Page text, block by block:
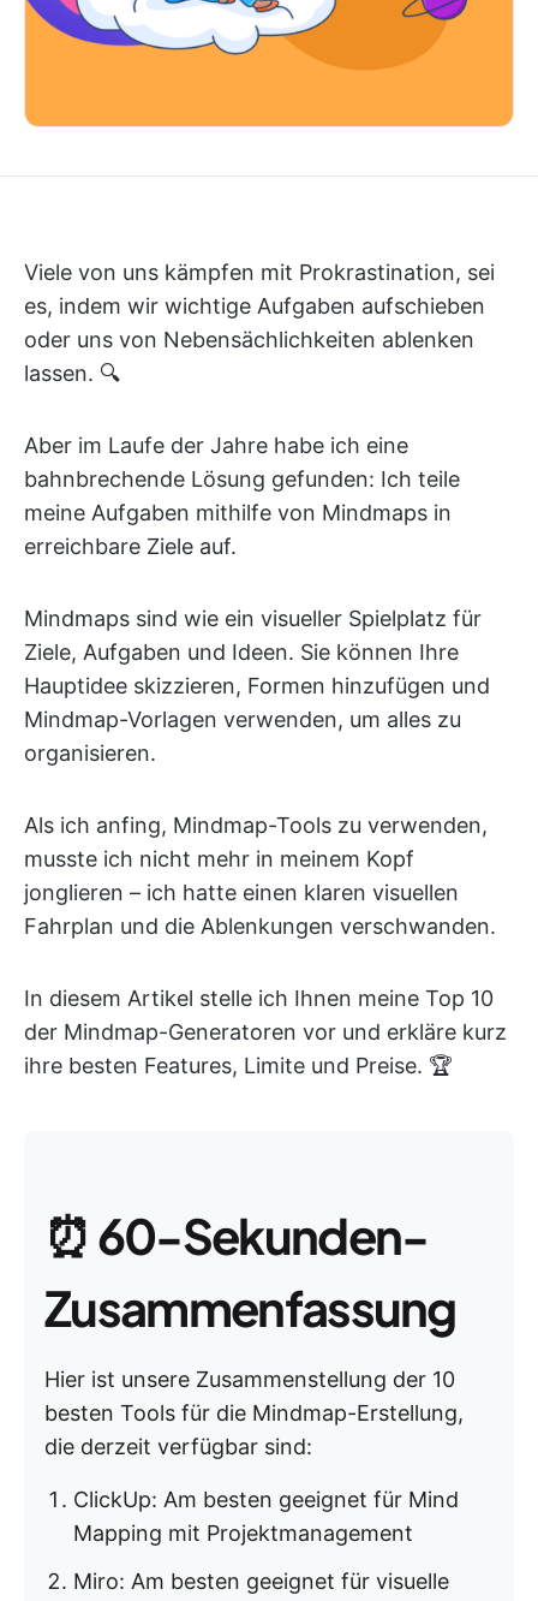
Viele von uns kämpfen mit Prokrastination, sei
es, indem wir wichtige Aufgaben aufschieben
oder uns von Nebensächlichkeiten ablenken
lassen. 🔍
Aber im Laufe der Jahre habe ich eine
bahnbrechende Lösung gefunden: Ich teile
meine Aufgaben mithilfe von Mindmaps in
erreichbare Ziele auf.
Mindmaps sind wie ein visueller Spielplatz für
Ziele, Aufgaben und Ideen. Sie können Ihre
Hauptidee skizzieren, Formen hinzufügen und
Mindmap-Vorlagen verwenden, um alles zu
organisieren.
Als ich anfing, Mindmap-Tools zu verwenden,
musste ich nicht mehr in meinem Kopf
jonglieren – ich hatte einen klaren visuellen
Fahrplan und die Ablenkungen verschwanden.
In diesem Artikel stelle ich Ihnen meine Top 10
der Mindmap-Generatoren vor und erkläre kurz
ihre besten Features, Limite und Preise. 🏆
⏰60-Sekunden-
Zusammenfassung
Hier ist unsere Zusammenstellung der 10
besten Tools für die Mindmap-Erstellung,
die derzeit verfügbar sind:
ClickUp: Am besten geeignet für Mind
Mapping mit Projektmanagement
Miro: Am besten geeignet für visuelle